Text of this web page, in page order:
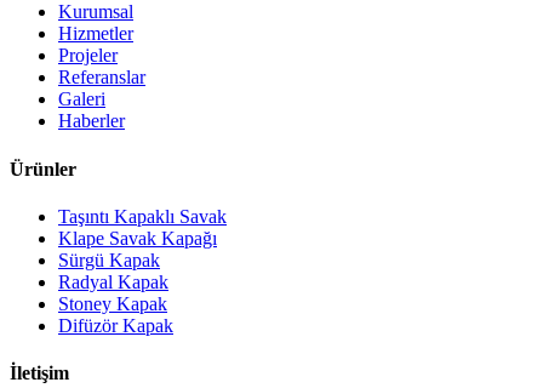
Kurumsal
Hizmetler
Projeler
Referanslar
Galeri
Haberler
Ürünler
Taşıntı Kapaklı Savak
Klape Savak Kapağı
Sürgü Kapak
Radyal Kapak
Stoney Kapak
Difüzör Kapak
İletişim